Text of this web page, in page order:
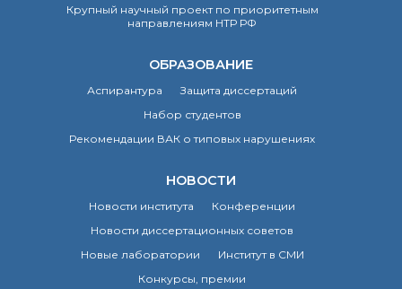
Внутренний сайт
Крупный научный проект по приоритетным
направлениям НТР РФ
ОБРАЗОВАНИЕ
Аспирантура
Защита диссертаций
Набор студентов
Рекомендации ВАК о типовых нарушениях
НОВОСТИ
Новости института
Конференции
Новости диссертационных советов
Новые лаборатории
Институт в СМИ
Конкурсы, премии